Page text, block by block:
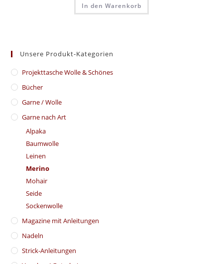
In den Warenkorb
Unsere Produkt-Kategorien
​Projekttasche Wolle & Schönes
Bücher
Garne / Wolle
Garne nach Art
Alpaka
Baumwolle
Leinen
Merino
Mohair
Seide
Sockenwolle
Magazine mit Anleitungen
Nadeln
Strick-Anleitungen